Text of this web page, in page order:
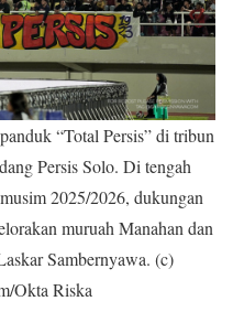
“Total Persis” di tribun
Persis Solo. Di tengah
2025/2026, dukungan
muruah Manahan dan
Sambernyawa. (c)
Okta Riska